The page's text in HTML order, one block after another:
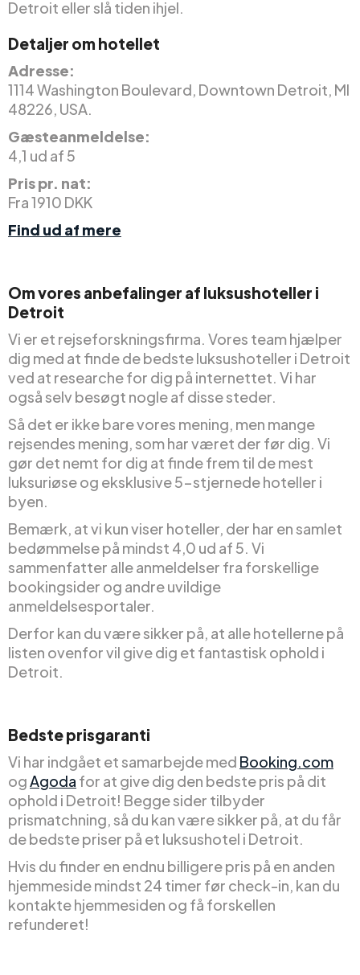
Detroit eller slå tiden ihjel.
Detaljer om hotellet
Adresse:
1114 Washington Boulevard, Downtown Detroit, MI
48226, USA.
Gæsteanmeldelse:
4,1 ud af 5
Pris pr. nat:
Fra 1910 DKK
Find ud af mere
Om vores anbefalinger af luksushoteller i
Detroit
Vi er et rejseforskningsfirma. Vores team hjælper
dig med at finde de bedste luksushoteller i Detroit
ved at researche for dig på internettet. Vi har
også selv besøgt nogle af disse steder.
Så det er ikke bare vores mening, men mange
rejsendes mening, som har været der før dig. Vi
gør det nemt for dig at finde frem til de mest
luksuriøse og eksklusive 5-stjernede hoteller i
byen.
Bemærk, at vi kun viser hoteller, der har en samlet
bedømmelse på mindst 4,0 ud af 5. Vi
sammenfatter alle anmeldelser fra forskellige
bookingsider og andre uvildige
anmeldelsesportaler.
Derfor kan du være sikker på, at alle hotellerne på
listen ovenfor vil give dig et fantastisk ophold i
Detroit.
Bedste prisgaranti
Vi har indgået et samarbejde med Booking.com
ogAgoda for at give dig den bedste pris på dit
ophold i Detroit! Begge sider tilbyder
prismatchning, så du kan være sikker på, at du får
de bedste priser på et luksushotel i Detroit.
Hvis du finder en endnu billigere pris på en anden
hjemmeside mindst 24 timer før check-in, kan du
kontakte hjemmesiden og få forskellen
refunderet!